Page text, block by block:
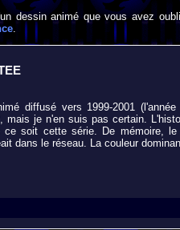
dessin animé que vous avez
.
diffusé vers 1999-2001
mais je n'en suis pas certain.
ce soit cette série. De mémoire,
dans le réseau. La couleur